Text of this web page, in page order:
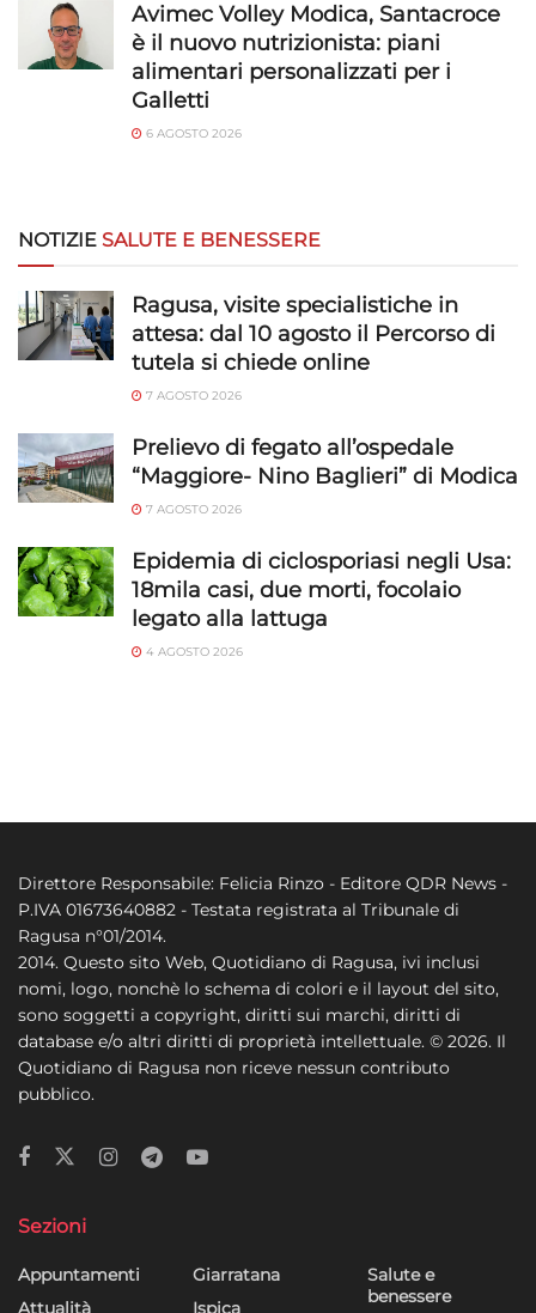
Avimec Volley Modica, Santacroce
è il nuovo nutrizionista: piani
alimentari personalizzati per i
Galletti
6 AGOSTO 2026
NOTIZIE SALUTE E BENESSERE
Ragusa, visite specialistiche in
attesa: dal 10 agosto il Percorso di
tutela si chiede online
7 AGOSTO 2026
Prelievo di fegato all’ospedale
“Maggiore- Nino Baglieri” di Modica
7 AGOSTO 2026
Epidemia di ciclosporiasi negli Usa:
18mila casi, due morti, focolaio
legato alla lattuga
4 AGOSTO 2026
Direttore Responsabile: Felicia Rinzo - Editore QDR News -
P.IVA 01673640882 - Testata registrata al Tribunale di
Ragusa n°01/2014.
2014. Questo sito Web, Quotidiano di Ragusa, ivi inclusi
nomi, logo, nonchè lo schema di colori e il layout del sito,
sono soggetti a copyright, diritti sui marchi, diritti di
database e/o altri diritti di proprietà intellettuale. © 2026. Il
Quotidiano di Ragusa non riceve nessun contributo
pubblico.
Sezioni
Appuntamenti
Giarratana
Salute e
benessere